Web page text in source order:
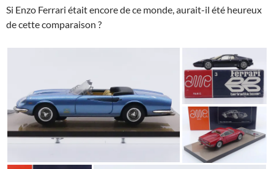
Si Enzo Ferrari était encore de ce monde, aurait-il été heureux
de cette comparaison ?